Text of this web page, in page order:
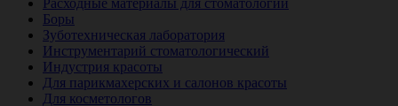
Расходные материалы для стоматологии
Боры
Зуботехническая лаборатория
Инструментарий стоматологический
Индустрия красоты
Для парикмахерских и салонов красоты
Для косметологов